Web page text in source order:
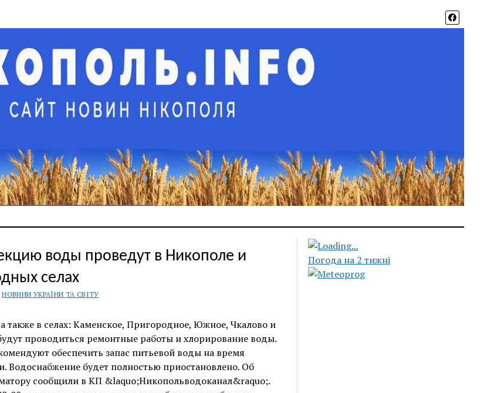
воды проведут в Никополе и
селах
НОВИНИ УКРАЇНИ ТА СВІТУ
также в селах: Каменское, Пригородное, Южное, Чкалово и
проводиться ремонтные работы и хлорирование воды.
обеспечить запас питьевой воды на время
Водоснабжение будет полностью приостановлено. Об
сообщили в КП &laquo;Никопольводоканал&raquo;.
Погода на 2 тижні